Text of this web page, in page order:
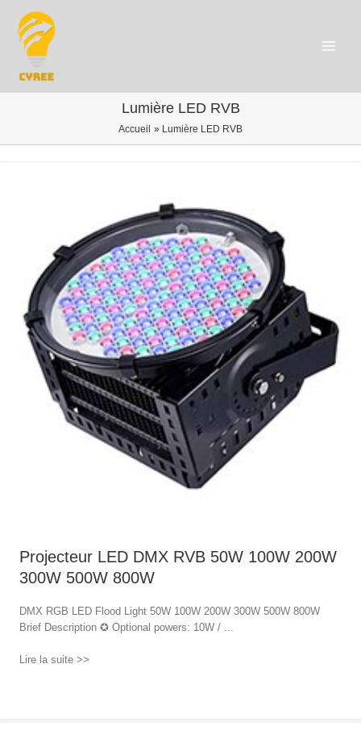
contenu
Menu
Lumière LED RVB
Accueil Lumière LED RVB
Projecteur LED DMX RVB 50W 100W 200W
300W 500W 800W
DMX RGB LED Flood Light 50W 100W 200W 300W 500W 800W
Brief Description ✪ Optional powers: 10W / ...
Lire la suite >>